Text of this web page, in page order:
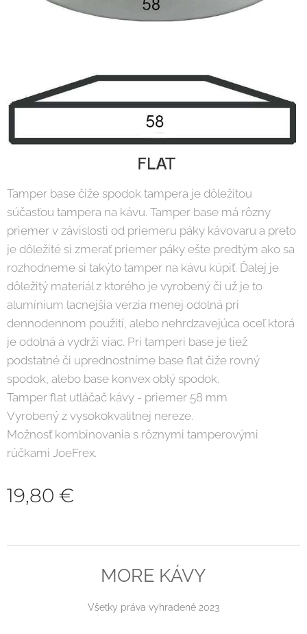
Tamper base čiže spodok tampera je dôležitou
súčasťou tampera na kávu. Tamper base má rôzny
priemer v závislosti od priemeru páky kávovaru a preto
je dôležité si zmerať priemer páky ešte predtým ako sa
rozhodneme si takýto tamper na kávu kúpiť. Ďalej je
dôležitý materiál z ktorého je vyrobený či už je to
alumínium lacnejšia verzia menej odolná pri
dennodennom použití, alebo nehrdzavejúca oceľ ktorá
je odolná a vydrží viac. Pri tamperi base je tiež
podstatné či uprednostníme base flat čiže rovný
spodok, alebo base konvex oblý spodok.
Tamper flat utláčač kávy - priemer 58 mm
Vyrobený z vysokokvalitnej nereze.
Možnosť kombinovania s rôznymi tamperovými
rúčkami JoeFrex.
19,80 €
MORE KÁVY
Všetky práva vyhradené 2023